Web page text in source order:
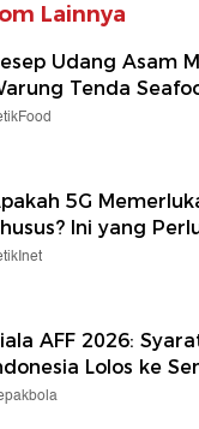
Lainnya
Udang Asam
Tenda
5G
Ini yang
AFF 2026:
Lolos ke